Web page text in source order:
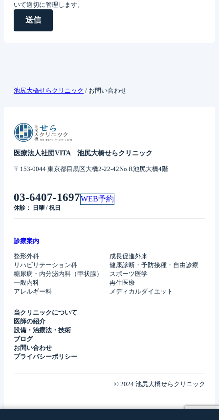
いて適切に管理します。
池尻大橋せらクリニック / お問い合わせ
医療法人社団VITA 池尻大橋せらクリニック
〒153-0044 東京都目黒区大橋2-22-42No.R池尻大橋4階
03-6407-1697
休診： 日曜 / 祝日
WEB予約
診療案内
整形外科
リハビリテーション科
糖尿病・内分泌内科（甲状腺）
一般内科
アレルギー科
成長促進外来
健康診断・予防接種・自由診療
スポーツ医学
再生医療
メディカルダイエット
当クリニックについて
医師の紹介
設備・治療法・技術
ブログ
お問い合わせ
プライバシーポリシー
© 2024 池尻大橋せらクリニック